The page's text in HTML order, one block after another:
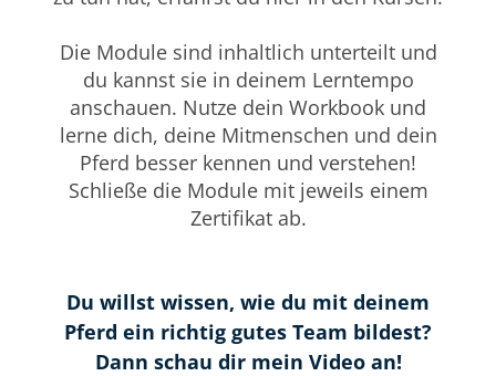
Die Module sind inhaltlich unterteilt und
du kannst sie in deinem Lerntempo
anschauen. Nutze dein Workbook und
lerne dich, deine Mitmenschen und dein
Pferd besser kennen und verstehen!
Schließe die Module mit jeweils einem
Zertifikat ab.
Du willst wissen, wie du mit deinem
Pferd ein richtig gutes Team bildest?
Dann schau dir mein Video an!